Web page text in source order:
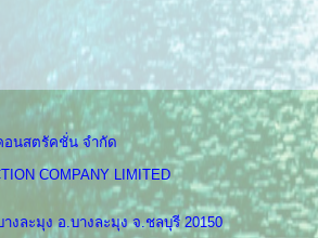
อนสตรัคชั่น จำกัด
COMPANY LIMITED
งละมุง อ.บางละมุง จ.ชลบุรี 20150